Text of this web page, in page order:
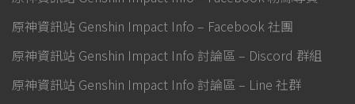
原神資訊站 Genshin Impact Info – Facebook 社團
原神資訊站 Genshin Impact Info 討論區 – Discord 群組
原神資訊站 Genshin Impact Info 討論區 – Line 社群